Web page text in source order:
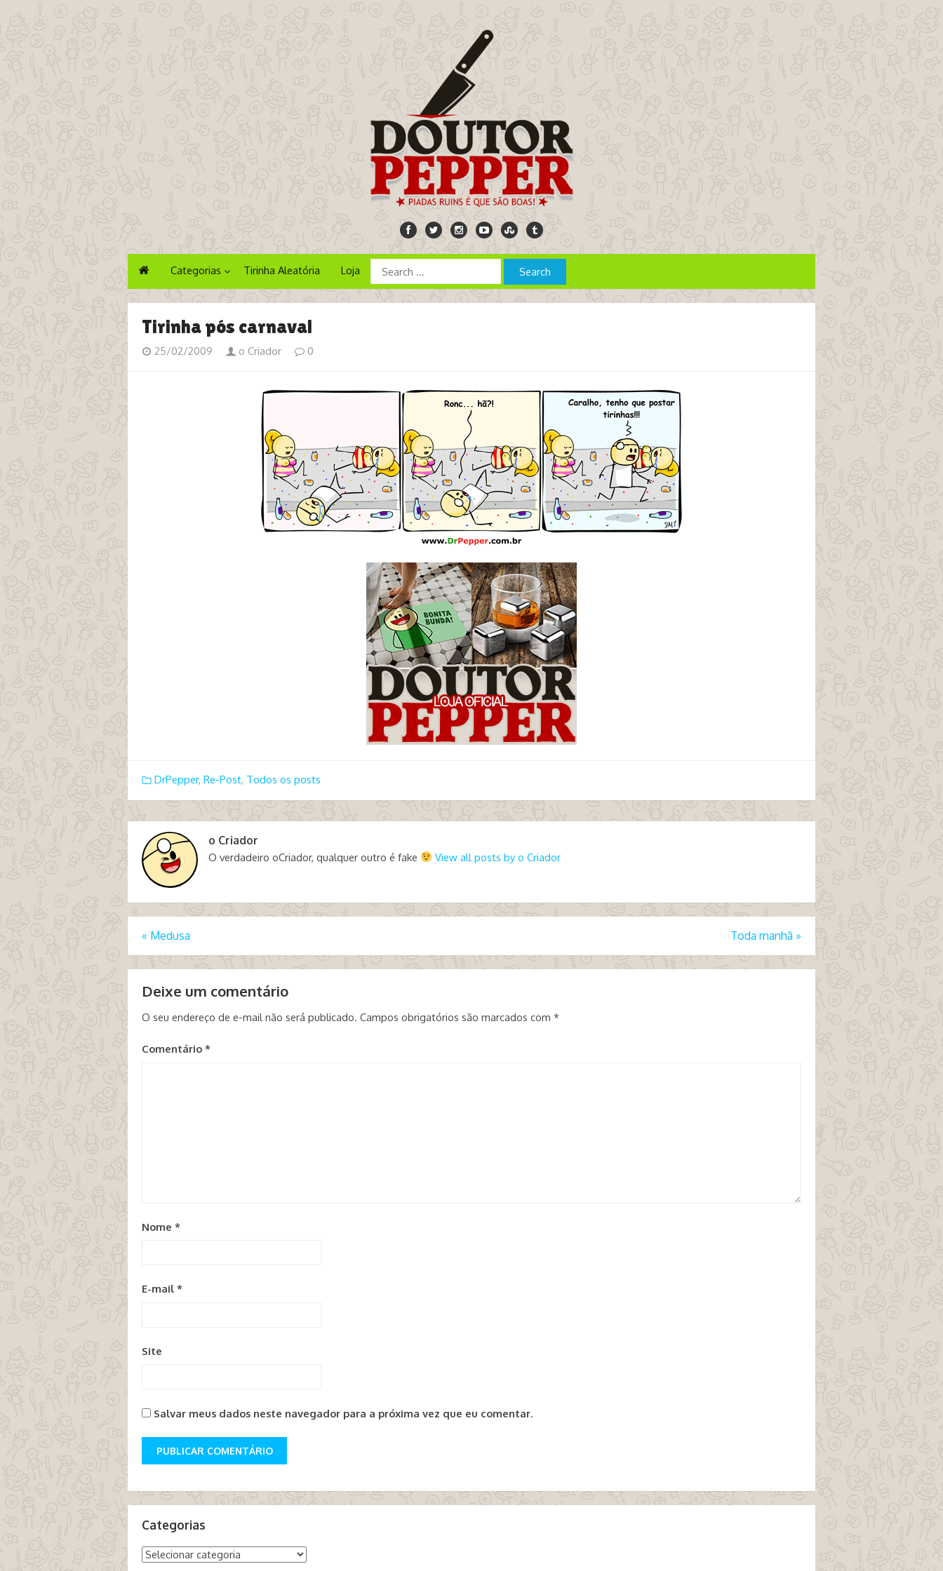
Categorias Tirinha Aleatória Loja
Tirinha pós carnaval
25/02/2009 o Criador 0
DrPepper, Re-Post, Todos os posts
o Criador
O verdadeiro oCriador, qualquer outro é fake View all posts by o Criador
« Medusa Toda manhã »
Deixe um comentário
O seu endereço de e-mail não será publicado. Campos obrigatórios são marcados com *
Comentário *
Nome *
E-mail *
Site
Salvar meus dados neste navegador para a próxima vez que eu comentar.
Categorias
Categorias